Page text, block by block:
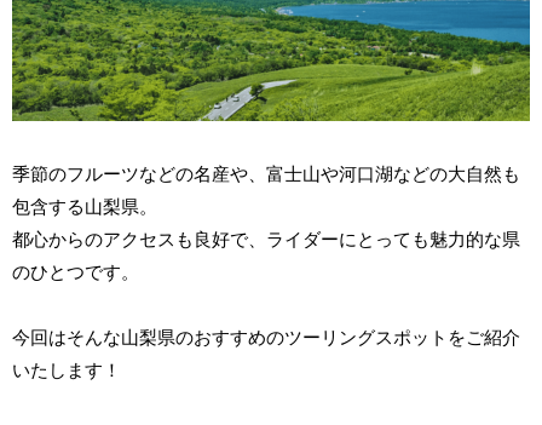
季節のフルーツなどの名産や、富士山や河口湖などの大自然も
包含する山梨県。
都心からのアクセスも良好で、ライダーにとっても魅力的な県
のひとつです。
今回はそんな山梨県のおすすめのツーリングスポットをご紹介
いたします！